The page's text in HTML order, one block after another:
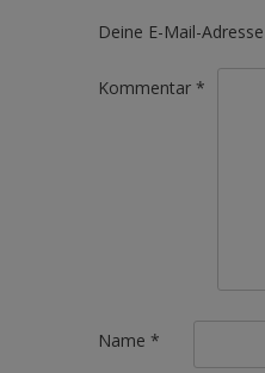
Deine E-Mail-
Kommentar *
Name *